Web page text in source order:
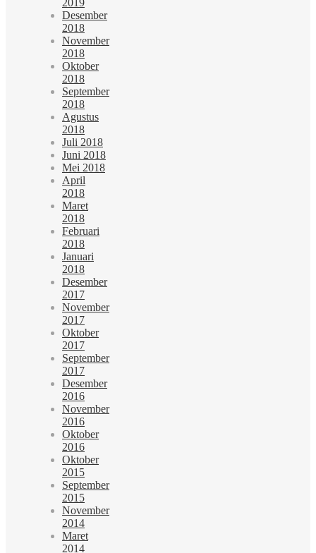
Desember
2018
November
2018
Oktober
2018
September
2018
Agustus
2018
Juli 2018
Juni 2018
Mei 2018
April
2018
Maret
2018
Februari
2018
Januari
2018
Desember
2017
November
2017
Oktober
2017
September
2017
Desember
2016
November
2016
Oktober
2016
Oktober
2015
September
2015
November
2014
Maret
2014